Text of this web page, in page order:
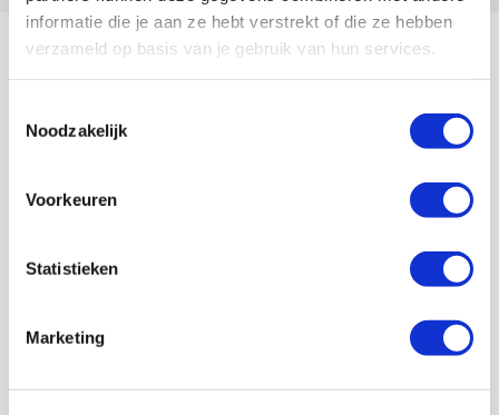
informatie die je aan ze hebt verstrekt of die ze hebben
verzameld op basis van je gebruik van hun services.
Noodzakelijk
Voorkeuren
Statistieken
Marketing
Bekijk meer
AGENDA
Selectiedag ballenjongens/-meiden
SEP